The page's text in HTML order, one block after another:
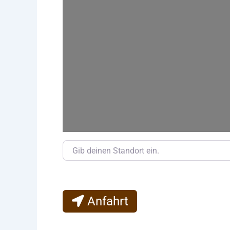
Gib deinen Standort ein.
Anfahrt